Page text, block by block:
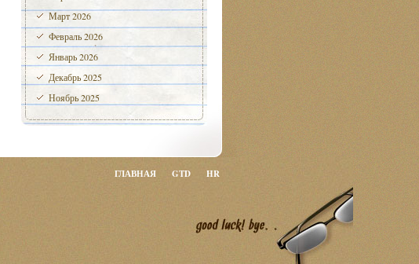
Март 2026
Февраль 2026
Январь 2026
Декабрь 2025
Ноябрь 2025
ГЛАВНАЯ GTD HR